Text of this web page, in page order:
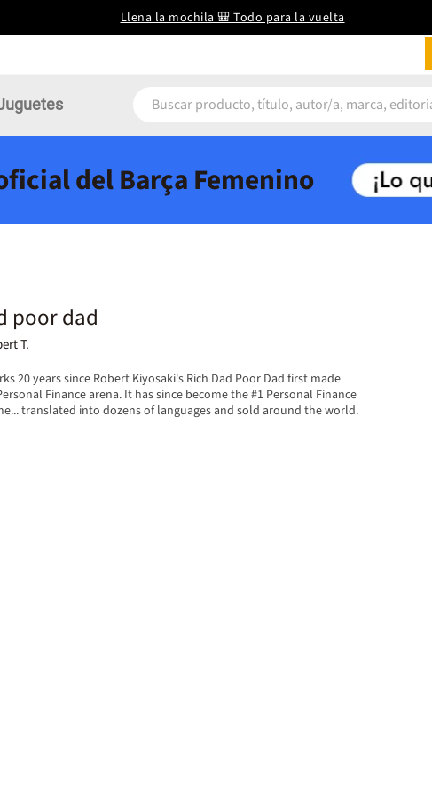
Llena la mochila 🎒 Todo para la vuelta
del Barça Femenino
poor dad
T.
20 years since Robert Kiyosaki's Rich Dad Poor Dad first made
Finance arena. It has since become the #1 Personal Finance
translated into dozens of languages and sold around the world.